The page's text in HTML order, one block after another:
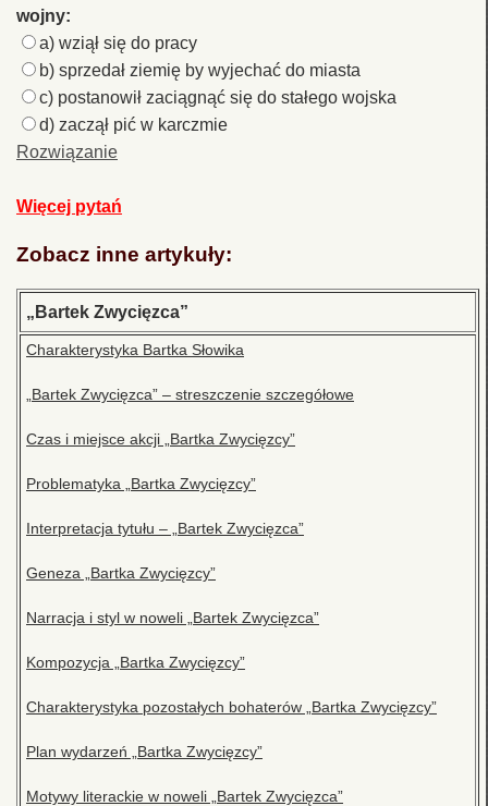
wojny:
a) wziął się do pracy
b) sprzedał ziemię by wyjechać do miasta
c) postanowił zaciągnąć się do stałego wojska
d) zaczął pić w karczmie
Rozwiązanie
Więcej pytań
Zobacz inne artykuły:
„Bartek Zwycięzca”
Charakterystyka Bartka Słowika
„Bartek Zwycięzca” – streszczenie szczegółowe
Czas i miejsce akcji „Bartka Zwycięzcy”
Problematyka „Bartka Zwycięzcy”
Interpretacja tytułu – „Bartek Zwycięzca”
Geneza „Bartka Zwycięzcy”
Narracja i styl w noweli „Bartek Zwycięzca”
Kompozycja „Bartka Zwycięzcy”
Charakterystyka pozostałych bohaterów „Bartka Zwycięzcy”
Plan wydarzeń „Bartka Zwycięzcy”
Motywy literackie w noweli „Bartek Zwycięzca”